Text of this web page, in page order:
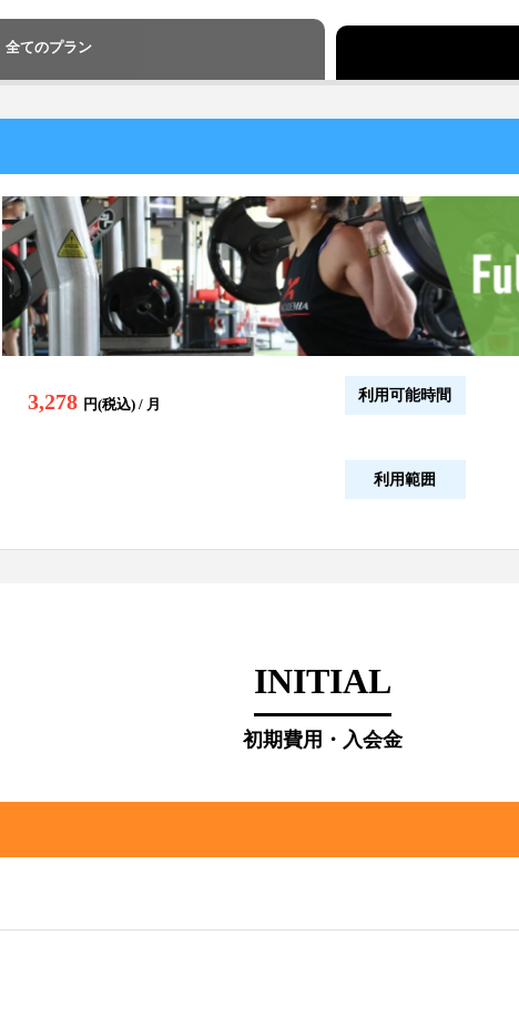
全てのプラン
3,278 円(税込) / 月
利用可能時間
利用範囲
INITIAL
初期費用・入会金